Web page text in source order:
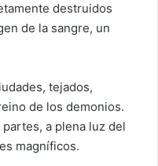
destruidos
de la sangre, un
tejados,
de los demonios.
a plena luz del
magníficos.